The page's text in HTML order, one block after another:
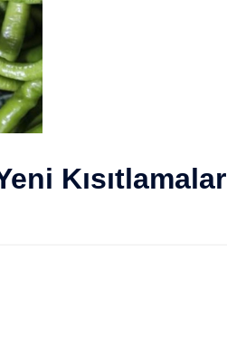
Kısıtlamalar